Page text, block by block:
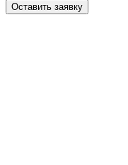
Оставить заявку